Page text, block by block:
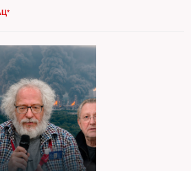
аналитик «Газпромнефти»